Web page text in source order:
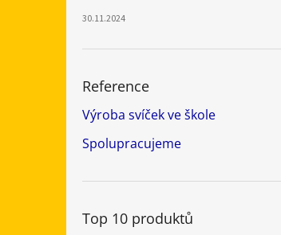
30.11.2024
Reference
Výroba svíček ve škole
Spolupracujeme
Top 10 produktů